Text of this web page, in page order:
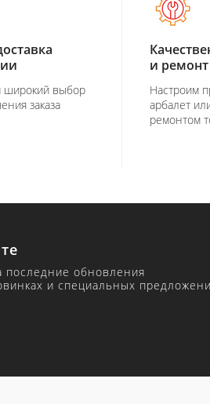
широкий выбор
заказа
и ремонт
Настроим
арбалет
ремонтом
последние обновления
и специальных